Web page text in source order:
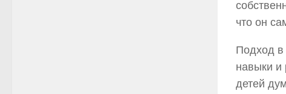
что он
Подход в
навыки и
детей